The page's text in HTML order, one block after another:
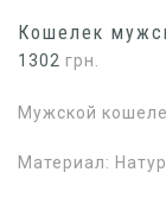
Кошелек
1302 грн.
Мужской
Материал: